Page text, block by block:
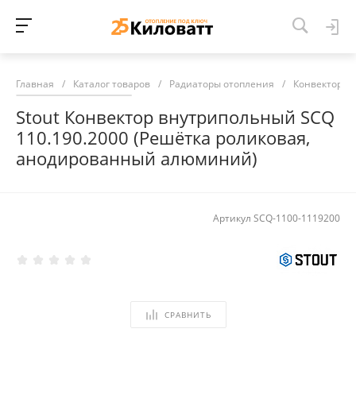
Главная / Каталог товаров / Радиаторы отопления / Конвекторы
Stout Конвектор внутрипольный SCQ
110.190.2000 (Решётка роликовая,
анодированный алюминий)
Артикул SCQ-1100-1119200
СРАВНИТЬ